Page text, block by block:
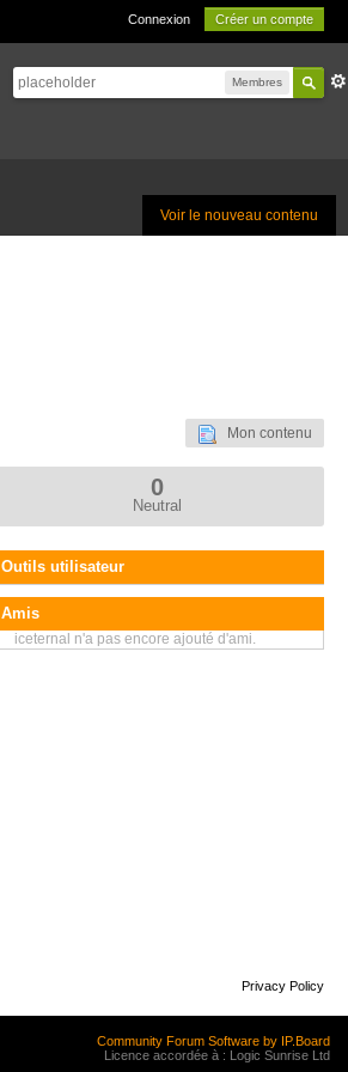
Connexion Créer un compte
Membres
Voir le nouveau contenu
Mon contenu
0
Neutral
Outils utilisateur
Amis
iceternal n'a pas encore ajouté d'ami.
Privacy Policy
Community Forum Software by IP.Board
Licence accordée à : Logic Sunrise Ltd